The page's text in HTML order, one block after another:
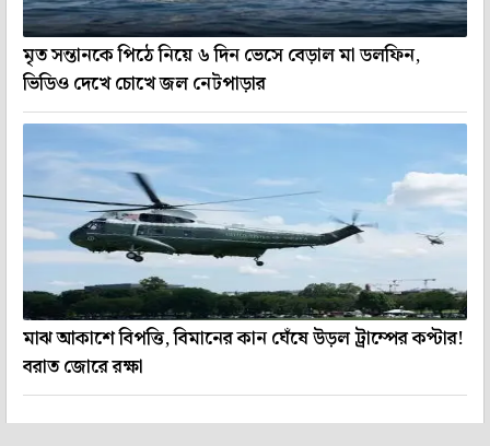
মৃত সন্তানকে পিঠে নিয়ে ৬ দিন ভেসে বেড়াল মা ডলফিন,
ভিডিও দেখে চোখে জল নেটপাড়ার
মাঝ আকাশে বিপত্তি, বিমানের কান ঘেঁষে উড়ল ট্রাম্পের কপ্টার!
বরাত জোরে রক্ষা